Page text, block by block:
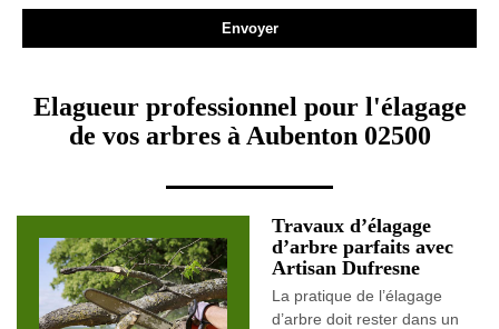
Elagueur professionnel pour l'élagage
de vos arbres à Aubenton 02500
Travaux d’élagage
d’arbre parfaits avec
Artisan Dufresne
La pratique de l’élagage
d’arbre doit rester dans un